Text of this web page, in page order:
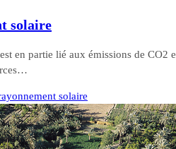
solaire
en partie lié aux émissions de CO2
solaire